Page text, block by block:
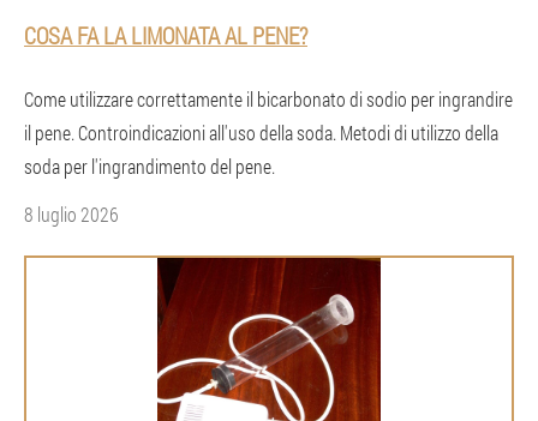
COSA FA LA LIMONATA AL PENE?
Come utilizzare correttamente il bicarbonato di sodio per ingrandire
il pene. Controindicazioni all'uso della soda. Metodi di utilizzo della
soda per l'ingrandimento del pene.
8 luglio 2026